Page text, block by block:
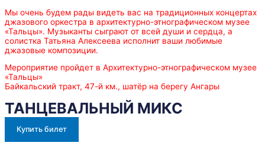
Мы очень будем рады видеть вас на традиционных концертах
джазового оркестра в архитектурно-этнографическом музее
«Тальцы». Музыканты сыграют от всей души и сердца, а
солистка Татьяна Алексеева исполнит ваши любимые
джазовые композиции.
Мероприятие пройдет в Архитектурно-этнографическом музее
«Тальцы»
Байкальский тракт, 47-й км., шатёр на берегу Ангары
ТАНЦЕВАЛЬНЫЙ МИКС
Купить билет